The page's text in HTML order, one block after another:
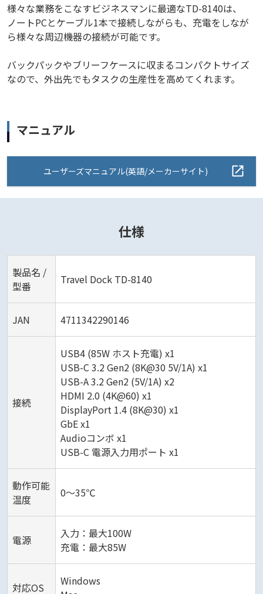
様々な業務をこなすビジネスマンに最適なTD-8140は、
ノートPCとケーブル1本で接続しながらも、充電をしなが
ら様々な周辺機器の接続が可能です。
バックパックやブリーフケースに収まるコンパクトサイズ
なので、外出先でもタスクの生産性を高めてくれます。
マニュアル
ユーザーズマニュアル(英語/メーカーサイト)
仕様
製品名 /
型番
Travel Dock TD-8140
JAN 4711342290146
接続
USB4 (85W ホスト充電) x1
USB-C 3.2 Gen2 (8K@30 5V/1A) x1
USB-A 3.2 Gen2 (5V/1A) x2
HDMI 2.0 (4K@60) x1
DisplayPort 1.4 (8K@30) x1
GbE x1
Audioコンボ x1
USB-C 電源入力用ポート x1
動作可能
温度
0～35℃
電源
入力：最大100W
充電：最大85W
対応OS
Windows